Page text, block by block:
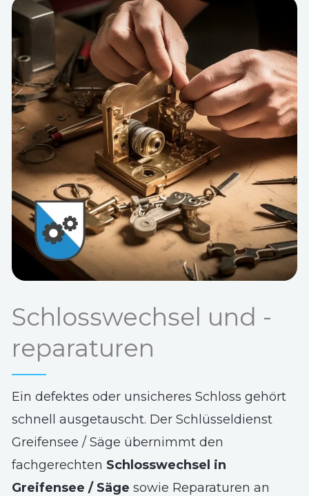
Schlosswechsel und -
reparaturen
Ein defektes oder unsicheres Schloss gehört
schnell ausgetauscht. Der Schlüsseldienst
Greifensee / Säge übernimmt den
fachgerechten Schlosswechsel in
Greifensee / Säge sowie Reparaturen an